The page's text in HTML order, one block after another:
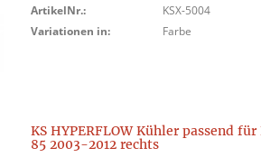
ArtikelNr.:
KSX-5004
Variationen in:
Farbe
KS HYPERFLOW Kühler passend für
85 2003-2012 rechts